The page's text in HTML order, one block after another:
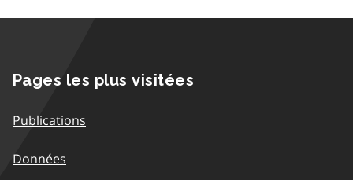
Pages les plus visitées
Publications
Données